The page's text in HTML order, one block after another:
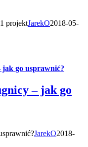
projektJarekO2018-05-
jak go usprawnić?
– jak go
JarekO2018-